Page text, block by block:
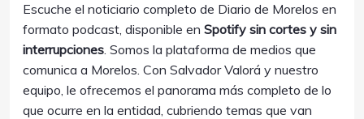
Escuche el noticiario completo de Diario de Morelos en
formato podcast, disponible en Spotify sin cortes y sin
interrupciones. Somos la plataforma de medios que
comunica a Morelos. Con Salvador Valorá y nuestro
equipo, le ofrecemos el panorama más completo de lo
que ocurre en la entidad, cubriendo temas que van